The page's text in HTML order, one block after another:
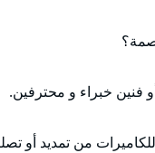
فنين خبراء و محترفين.
من تمديد أو